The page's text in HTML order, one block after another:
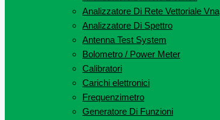
Analizzatore Di Rete Vettoriale Vna
Analizzatore Di Spettro
Antenna Test System
Bolometro / Power Meter
Calibratori
Carichi elettronici
Frequenzimetro
Generatore Di Funzioni